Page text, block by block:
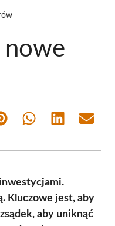
nowe
Share Share Share Share
Kluczowe jest, aby
aby uniknąć